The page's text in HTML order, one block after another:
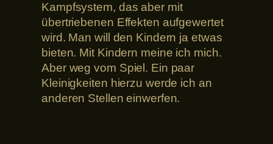
Kampfsystem, das aber mit
übertriebenen Effekten aufgewertet
wird. Man will den Kindern ja etwas
bieten. Mit Kindern meine ich mich.
Aber weg vom Spiel. Ein paar
Kleinigkeiten hierzu werde ich an
anderen Stellen einwerfen.